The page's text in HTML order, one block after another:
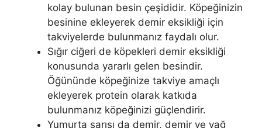
kolay bulunan besin çeşididir. Köpeğinizin
besinine ekleyerek demir eksikliği için
takviyelerde bulunmanız faydalı olur.
Sığır ciğeri de köpekleri demir eksikliği
konusunda yararlı gelen besindir.
Öğününde köpeğinize takviye amaçlı
ekleyerek protein olarak katkıda
bulunmanız köpeğinizi güçlendirir.
Yumurta sarısı da demir, demir ve yağ